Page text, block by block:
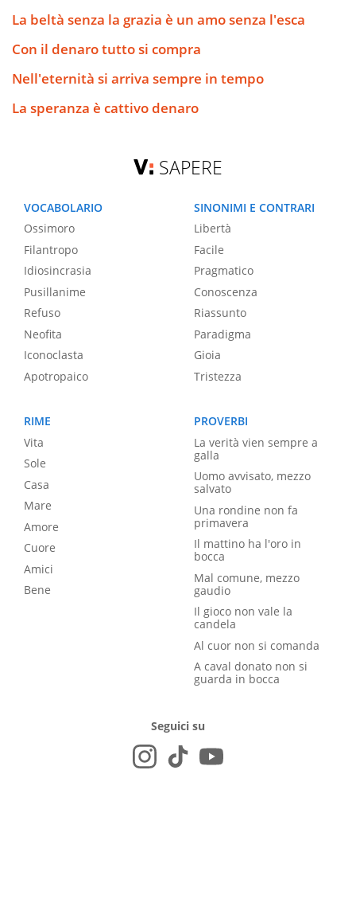
La beltà senza la grazia è un amo senza l'esca
Con il denaro tutto si compra
Nell'eternità si arriva sempre in tempo
La speranza è cattivo denaro
SAPERE
VOCABOLARIO
Ossimoro
Filantropo
Idiosincrasia
Pusillanime
Refuso
Neofita
Iconoclasta
Apotropaico
SINONIMI E CONTRARI
Libertà
Facile
Pragmatico
Conoscenza
Riassunto
Paradigma
Gioia
Tristezza
RIME
Vita
Sole
Casa
Mare
Amore
Cuore
Amici
Bene
PROVERBI
La verità vien sempre a
galla
Uomo avvisato, mezzo
salvato
Una rondine non fa
primavera
Il mattino ha l'oro in
bocca
Mal comune, mezzo
gaudio
Il gioco non vale la
candela
Al cuor non si comanda
A caval donato non si
guarda in bocca
Seguici su